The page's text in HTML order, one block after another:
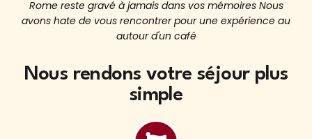
Rome reste gravé à jamais dans vos mémoires Nous
avons hate de vous rencontrer pour une expérience au
autour d'un café
Nous rendons votre séjour plus
simple